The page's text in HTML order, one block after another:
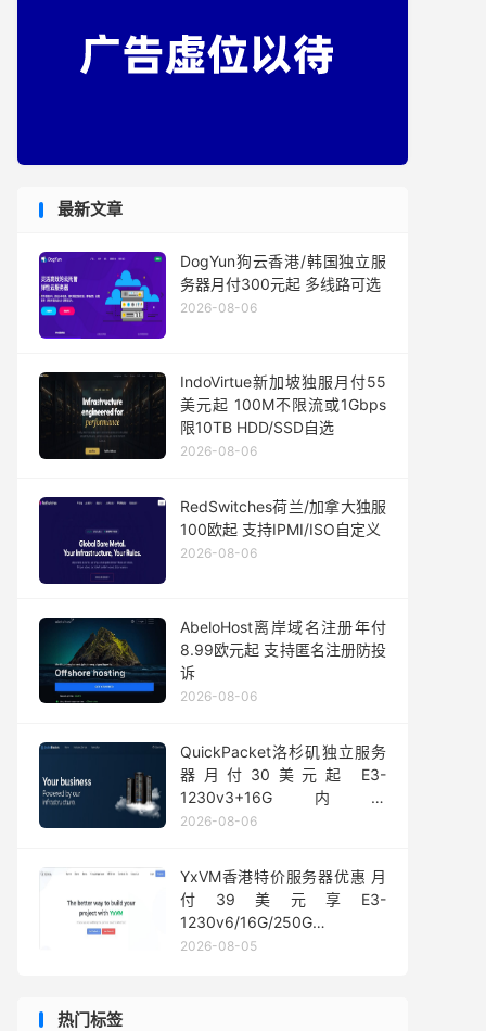
最新文章
DogYun狗云香港/韩国独立服
务器月付300元起 多线路可选
2026-08-06
IndoVirtue新加坡独服月付55
美元起 100M不限流或1Gbps
限10TB HDD/SSD自选
2026-08-06
RedSwitches荷兰/加拿大独服
100欧起 支持IPMI/ISO自定义
2026-08-06
AbeloHost离岸域名注册年付
8.99欧元起 支持匿名注册防投
诉
2026-08-06
QuickPacket洛杉矶独立服务
器月付30美元起 E3-
1230v3+16G内存
1Gbps@50TB大流量
2026-08-06
YxVM香港特价服务器优惠 月
付39美元享E3-
1230v6/16G/250G
SSD/10TB流量
2026-08-05
热门标签